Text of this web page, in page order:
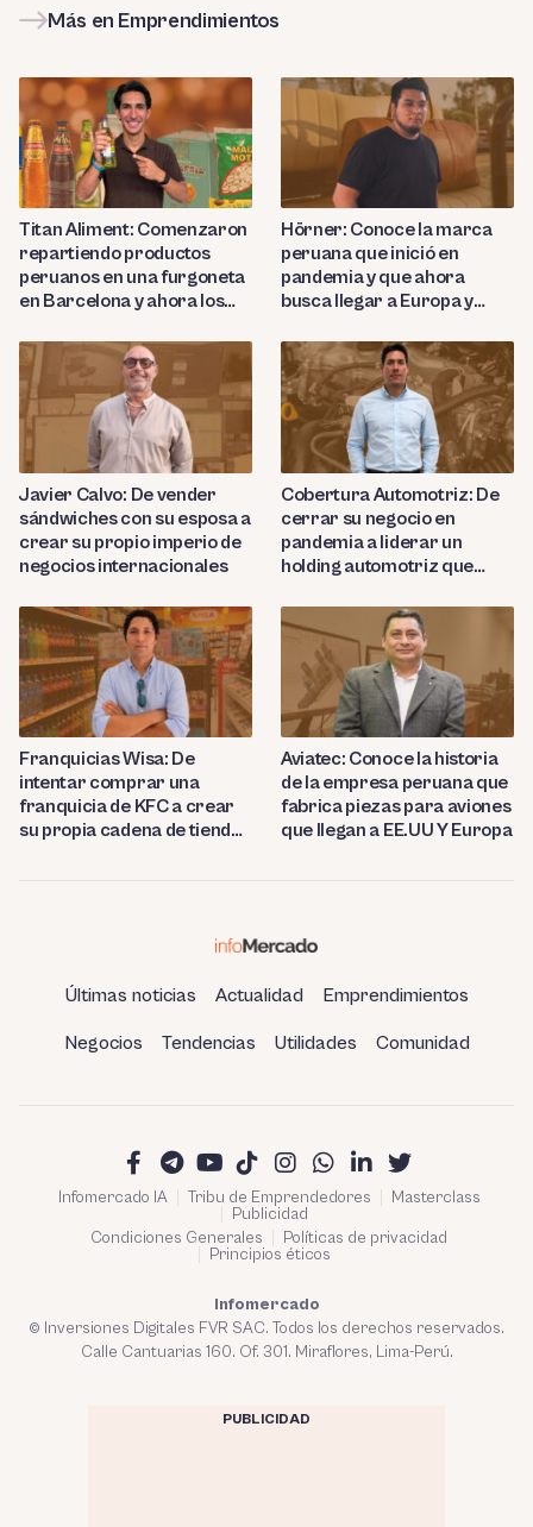
Más en Emprendimientos
Titan Aliment: Comenzaron
repartiendo productos
peruanos en una furgoneta
en Barcelona y ahora los
países
Hörner: Conoce la marca
peruana que inició en
pandemia y que ahora
busca llegar a Europa y
productos de cuero de lujo
Javier Calvo: De vender
sándwiches con su esposa a
crear su propio imperio de
negocios internacionales
Cobertura Automotriz: De
cerrar su negocio en
pandemia a liderar un
holding automotriz que
en Perú
Franquicias Wisa: De
intentar comprar una
franquicia de KFC a crear
su propia cadena de tiendas
Aviatec: Conoce la historia
de la empresa peruana que
fabrica piezas para aviones
que llegan a EE.UU Y Europa
Últimas noticias Actualidad Emprendimientos
Negocios Tendencias Utilidades Comunidad
Infomercado IA Tribu de Emprendedores
Masterclass
Publicidad
Condiciones Generales
Políticas de privacidad
Principios éticos
Infomercado
© Inversiones Digitales FVR SAC. Todos los derechos reservados.
Calle Cantuarias 160. Of. 301. Miraflores, Lima-Perú.
PUBLICIDAD